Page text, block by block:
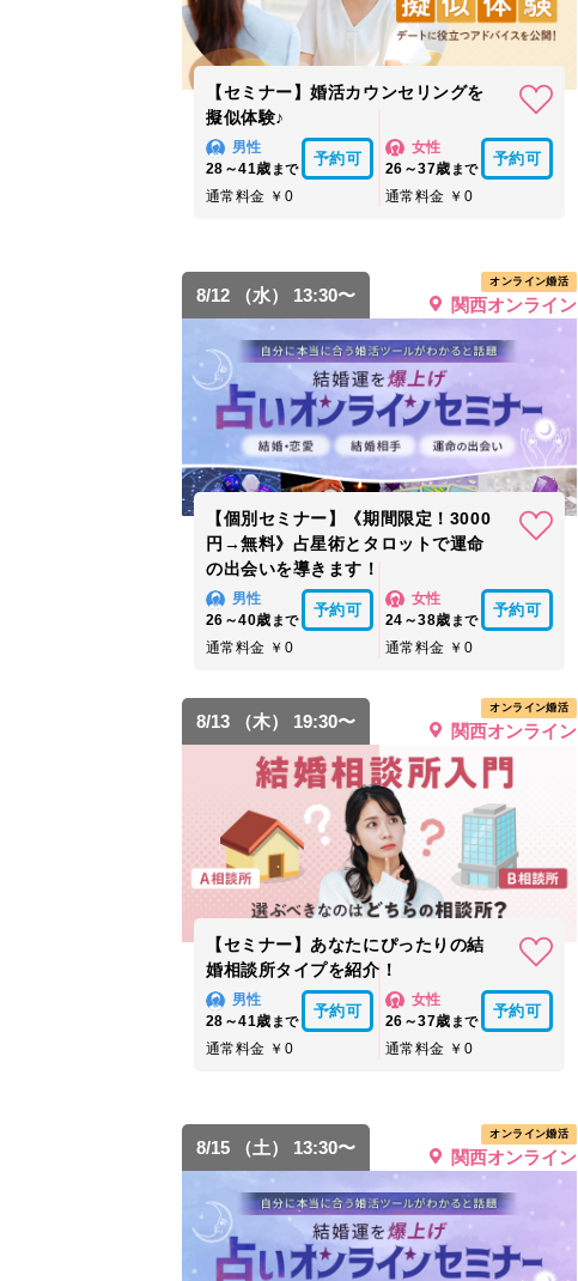
【セミナー】婚活カウンセリングを
擬似体験♪
男性
28～41歳 まで
予約可
通常料金 ￥0
女性
26～37歳 まで
予約可
通常料金 ￥0
8/12 （水） 13:30〜
オンライン婚活
関西オンライン
【個別セミナー】《期間限定！3000
円→無料》占星術とタロットで運命
の出会いを導きます！
男性
26～40歳 まで
予約可
通常料金 ￥0
女性
24～38歳 まで
予約可
通常料金 ￥0
8/13 （木） 19:30〜
オンライン婚活
関西オンライン
【セミナー】あなたにぴったりの結
婚相談所タイプを紹介！
男性
28～41歳 まで
予約可
通常料金 ￥0
女性
26～37歳 まで
予約可
通常料金 ￥0
8/15 （土） 13:30〜
オンライン婚活
関西オンライン